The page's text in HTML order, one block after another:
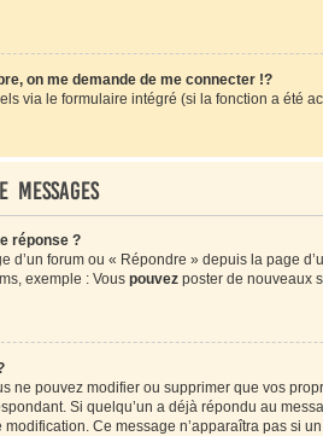
on me demande de me connecter !?
via le formulaire intégré (si la fonction a été
réponse ?
forum ou « Répondre » depuis la page
exemple : Vous pouvez poster de nouveaux
ne pouvez modifier ou supprimer que vos
Si quelqu’un a déjà répondu au
Ce message n’apparaîtra pas si